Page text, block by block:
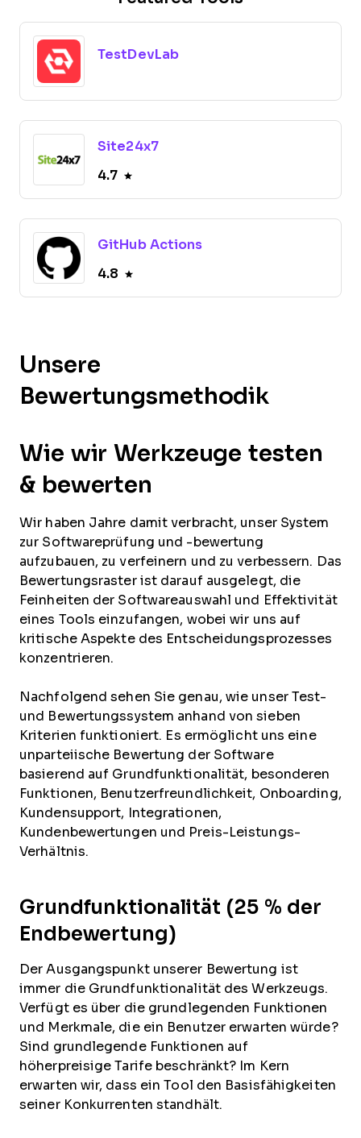
TestDevLab
Site24x7
4.7
GitHub Actions
4.8
Unsere
Bewertungsmethodik
Wie wir Werkzeuge testen
& bewerten
Wir haben Jahre damit verbracht, unser System
zur Softwareprüfung und -bewertung
aufzubauen, zu verfeinern und zu verbessern. Das
Bewertungsraster ist darauf ausgelegt, die
Feinheiten der Softwareauswahl und Effektivität
eines Tools einzufangen, wobei wir uns auf
kritische Aspekte des Entscheidungsprozesses
konzentrieren.
Nachfolgend sehen Sie genau, wie unser Test-
und Bewertungssystem anhand von sieben
Kriterien funktioniert. Es ermöglicht uns eine
unparteiische Bewertung der Software
basierend auf Grundfunktionalität, besonderen
Funktionen, Benutzerfreundlichkeit, Onboarding,
Kundensupport, Integrationen,
Kundenbewertungen und Preis-Leistungs-
Verhältnis.
Grundfunktionalität (25 % der
Endbewertung)
Der Ausgangspunkt unserer Bewertung ist
immer die Grundfunktionalität des Werkzeugs.
Verfügt es über die grundlegenden Funktionen
und Merkmale, die ein Benutzer erwarten würde?
Sind grundlegende Funktionen auf
höherpreisige Tarife beschränkt? Im Kern
erwarten wir, dass ein Tool den Basisfähigkeiten
seiner Konkurrenten standhält.